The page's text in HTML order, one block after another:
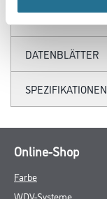
DATENBLÄTTER
SPEZIFIKATIONEN
Online-Shop
Farbe
WDV-Systeme